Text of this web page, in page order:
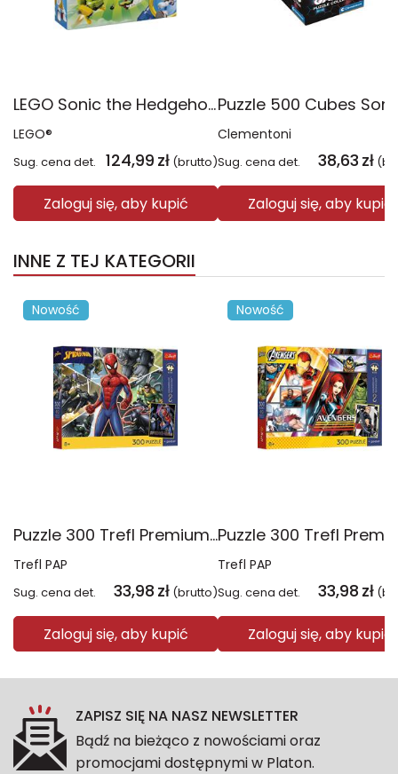
LEGO Sonic the Hedgehog Tails i Tornado 177119
LEGO®
Sug. cena det. 124,99 zł (brutto)
Zaloguj się, aby kupić
Clementoni
Sug. cena det. 38,63 zł
Zaloguj się, aby kupić
INNE Z TEJ KATEGORII
Nowość
Puzzle 300 Trefl Premium Plus Kids Disney Marvel Spiderman ukryty bohater 23047
Trefl PAP
Sug. cena det. 33,98 zł (brutto)
Zaloguj się, aby kupić
Nowość
Trefl PAP
Sug. cena det. 33,98 zł
Zaloguj się, aby kupić
ZAPISZ SIĘ NA NASZ NEWSLETTER
Bądź na bieżąco z nowościami oraz
promocjami dostępnymi w Platon.